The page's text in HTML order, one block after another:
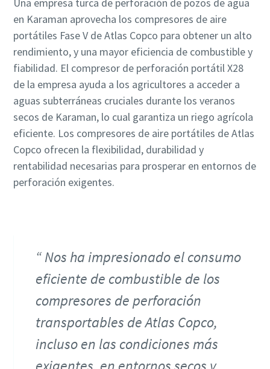
en Karaman aprovecha los compresores de aire
portátiles Fase V de Atlas Copco para obtener un alto
rendimiento, y una mayor eficiencia de combustible y
fiabilidad. El compresor de perforación portátil X28
de la empresa ayuda a los agricultores a acceder a
aguas subterráneas cruciales durante los veranos
secos de Karaman, lo cual garantiza un riego agrícola
eficiente. Los compresores de aire portátiles de Atlas
Copco ofrecen la flexibilidad, durabilidad y
rentabilidad necesarias para prosperar en entornos de
perforación exigentes.
Nos ha impresionado el consumo
eficiente de combustible de los
compresores de perforación
transportables de Atlas Copco,
incluso en las condiciones más